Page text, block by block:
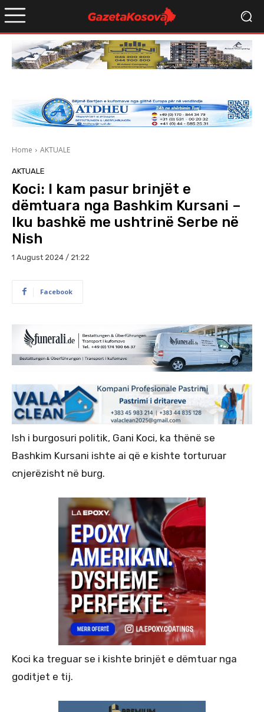
Home AKTUALE
AKTUALE
Koci: I kam pasur brinjët e
dëmtuara nga Bashkim Kursani –
Iku bashkë me ushtrinë Serbe në
Nish
1 August 2024 / 21:22
Facebook
Ish i burgosuri politik, Gani Koci, ka thënë se
Bashkim Kursani ishte ai që e kishte torturuar
cnjerëzisht në burg.
Koci ka treguar se i kishte brinjët e dëmtuar nga
goditjet e tij.